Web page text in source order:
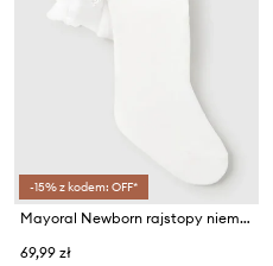
-15% z kodem: OFF*
Mayoral Newborn rajstopy niemowlęce
69,99 zł